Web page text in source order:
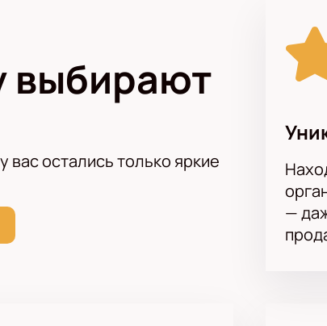
только один сезон российской премьер-лиги.
футбольных клубов России и один из самых
клубов, принимавший участие во всех
чемпионатах России в высшем дивизионе, но по
в РФПЛ.
выбирают
вас остались только яркие
—